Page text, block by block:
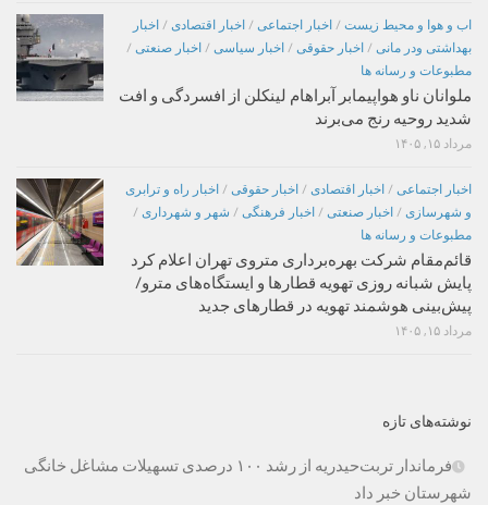
اب و هوا و محیط زیست / اخبار اجتماعی / اخبار اقتصادی / اخبار
بهداشتی ودر مانی / اخبار حقوقی / اخبار سیاسی / اخبار صنعتی /
مطبوعات و رسانه ها
ملوانان ناو هواپیمابر آبراهام لینکلن از افسردگی و افت
شدید روحیه رنج می‌برند
مرداد ۱۵, ۱۴۰۵
اخبار اجتماعی / اخبار اقتصادی / اخبار حقوقی / اخبار راه و ترابری
و شهرسازی / اخبار صنعتی / اخبار فرهنگی / شهر و شهرداری /
مطبوعات و رسانه ها
قائم‌مقام شرکت بهره‌برداری متروی تهران اعلام کرد
پایش شبانه روزی تهویه قطارها و ایستگاه‌های مترو/
پیش‌بینی هوشمند تهویه در قطارهای جدید
مرداد ۱۵, ۱۴۰۵
نوشته‌های تازه
فرماندار تربت‌حیدریه از رشد ۱۰۰ درصدی تسهیلات مشاغل خانگی
شهرستان خبر داد